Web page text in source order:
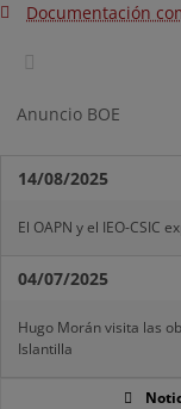
Documentación
Anuncio BOE
14/08/2025
El OAPN y el IEO-CSIC
04/07/2025
Hugo Morán visita las
Islantilla